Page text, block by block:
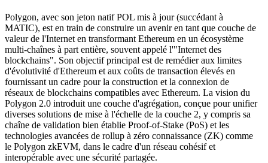
Polygon, avec son jeton natif POL mis à jour (succédant à
MATIC), est en train de construire un avenir en tant que couche de
valeur de l'Internet en transformant Ethereum en un écosystème
multi-chaînes à part entière, souvent appelé l'"Internet des
blockchains". Son objectif principal est de remédier aux limites
d'évolutivité d'Ethereum et aux coûts de transaction élevés en
fournissant un cadre pour la construction et la connexion de
réseaux de blockchains compatibles avec Ethereum. La vision du
Polygon 2.0 introduit une couche d'agrégation, conçue pour unifier
diverses solutions de mise à l'échelle de la couche 2, y compris sa
chaîne de validation bien établie Proof-of-Stake (PoS) et les
technologies avancées de rollup à zéro connaissance (ZK) comme
le Polygon zkEVM, dans le cadre d'un réseau cohésif et
interopérable avec une sécurité partagée.